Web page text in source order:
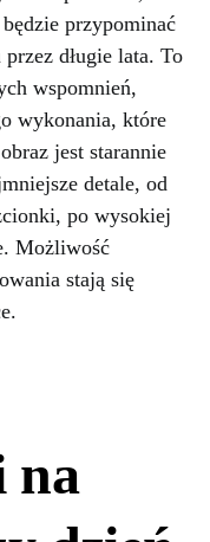
przypominać
długie lata. To
wspomnień,
wykonania, które
jest starannie
detale, od
po wysokiej
Możliwość
stają się
na